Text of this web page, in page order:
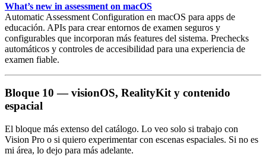
What’s new in assessment on macOS
Automatic Assessment Configuration en macOS para apps de
educación. APIs para crear entornos de examen seguros y
configurables que incorporan más features del sistema. Prechecks
automáticos y controles de accesibilidad para una experiencia de
examen fiable.
Bloque 10 — visionOS, RealityKit y contenido
espacial
El bloque más extenso del catálogo. Lo veo solo si trabajo con
Vision Pro o si quiero experimentar con escenas espaciales. Si no es
mi área, lo dejo para más adelante.